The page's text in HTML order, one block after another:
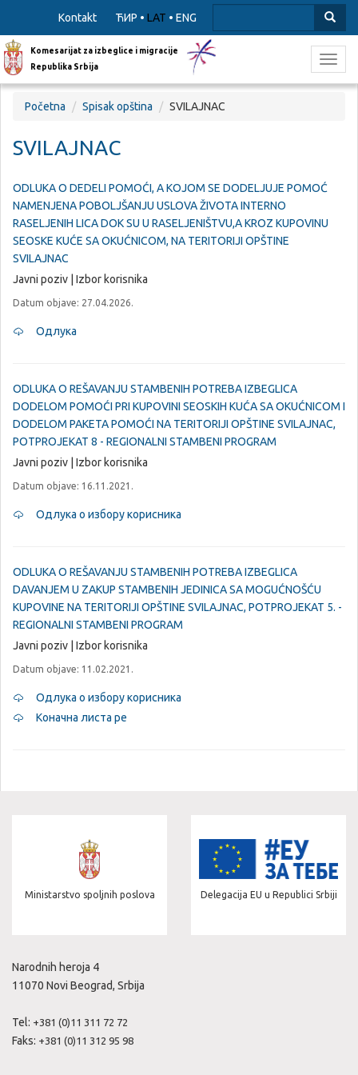
Kontakt ЋИР • LAT • ENG
Komesarijat za izbeglice i migracije
Republika Srbija
Početna Spisak opština SVILAJNAC
SVILAJNAC
ODLUKA O DEDELI POMOĆI, A KOJOM SE DODELJUJE POMOĆ
NAMENJENA POBOLJŠANJU USLOVA ŽIVOTA INTERNO
RASELJENIH LICA DOK SU U RASELJENIŠTVU,A KROZ KUPOVINU
SEOSKE KUĆE SA OKUĆNICOM, NA TERITORIJI OPŠTINE
SVILAJNAC
Javni poziv | Izbor korisnika
Datum objave: 27.04.2026.
Одлука
ODLUKA O REŠAVANJU STAMBENIH POTREBA IZBEGLICA
DODELOM POMOĆI PRI KUPOVINI SEOSKIH KUĆA SA OKUĆNICOM I
DODELOM PAKETA POMOĆI NA TERITORIJI OPŠTINE SVILAJNAC,
POTPROJEKAT 8 - REGIONALNI STAMBENI PROGRAM
Javni poziv | Izbor korisnika
Datum objave: 16.11.2021.
Одлука о избору корисника
ODLUKA O REŠAVANJU STAMBENIH POTREBA IZBEGLICA
DAVANJEM U ZAKUP STAMBENIH JEDINICA SA MOGUĆNOŠĆU
KUPOVINE NA TERITORIJI OPŠTINE SVILAJNAC, POTPROJEKAT 5. -
REGIONALNI STAMBENI PROGRAM
Javni poziv | Izbor korisnika
Datum objave: 11.02.2021.
Одлука о избору корисника
Коначна листа ре
Ministarstvo spoljnih poslova Delegacija EU u Republici Srbiji
Narodnih heroja 4
11070 Novi Beograd, Srbija
Tel: +381 (0)11 311 72 72
Faks: +381 (0)11 312 95 98